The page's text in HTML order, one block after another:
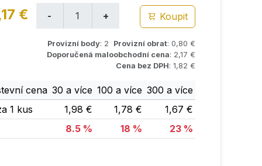
€ Koupit
Provizní body: 2 Provizní obrat: 0,80 €
Doporučená maloobchodní cena: 2,17 €
Cena bez DPH: 1,82 €
cena 30 a více 100 a více 300 a více
1 kus
1,98 € 1,78 €
1,67 €
8.5 % 18 % 23 %